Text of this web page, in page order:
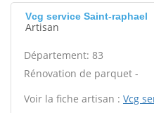
Vcg service Saint-raphael
Artisan
Département: 83
Rénovation de parquet -
Voir la fiche artisan : Vcg